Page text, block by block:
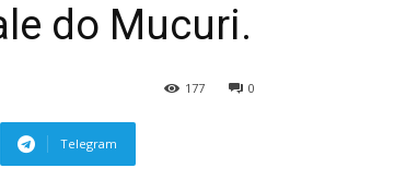
do Mucuri.
0
177
Telegram